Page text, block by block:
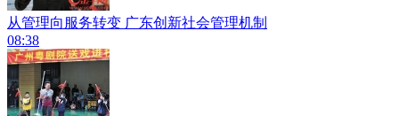
从管理向服务转变 广东创新社会管理机制
08:38